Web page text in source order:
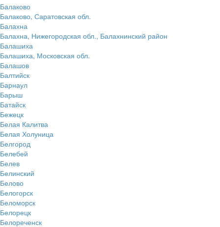
Балаково
Балаково, Саратовская обл.
Балахна
Балахна, Нижегородская обл., Балахнинский район
Балашиха
Балашиха, Московская обл.
Балашов
Балтийск
Барнаул
Барыш
Батайск
Бежецк
Белая Калитва
Белая Холуница
Белгород
Белебей
Белев
Белинский
Белово
Белогорск
Беломорск
Белорецк
Белореченск